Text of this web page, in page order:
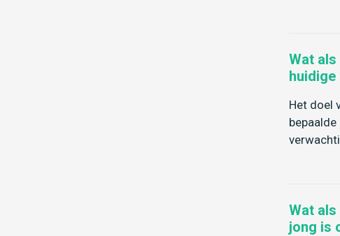
Wat
huidige
Het doel
Wat
jong is